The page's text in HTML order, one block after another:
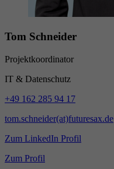
Tom Schneider
Projektkoordinator
IT & Datenschutz
+49 162 285 94 17
tom.schneider(at)futuresax.de
Zum LinkedIn Profil
Zum Profil